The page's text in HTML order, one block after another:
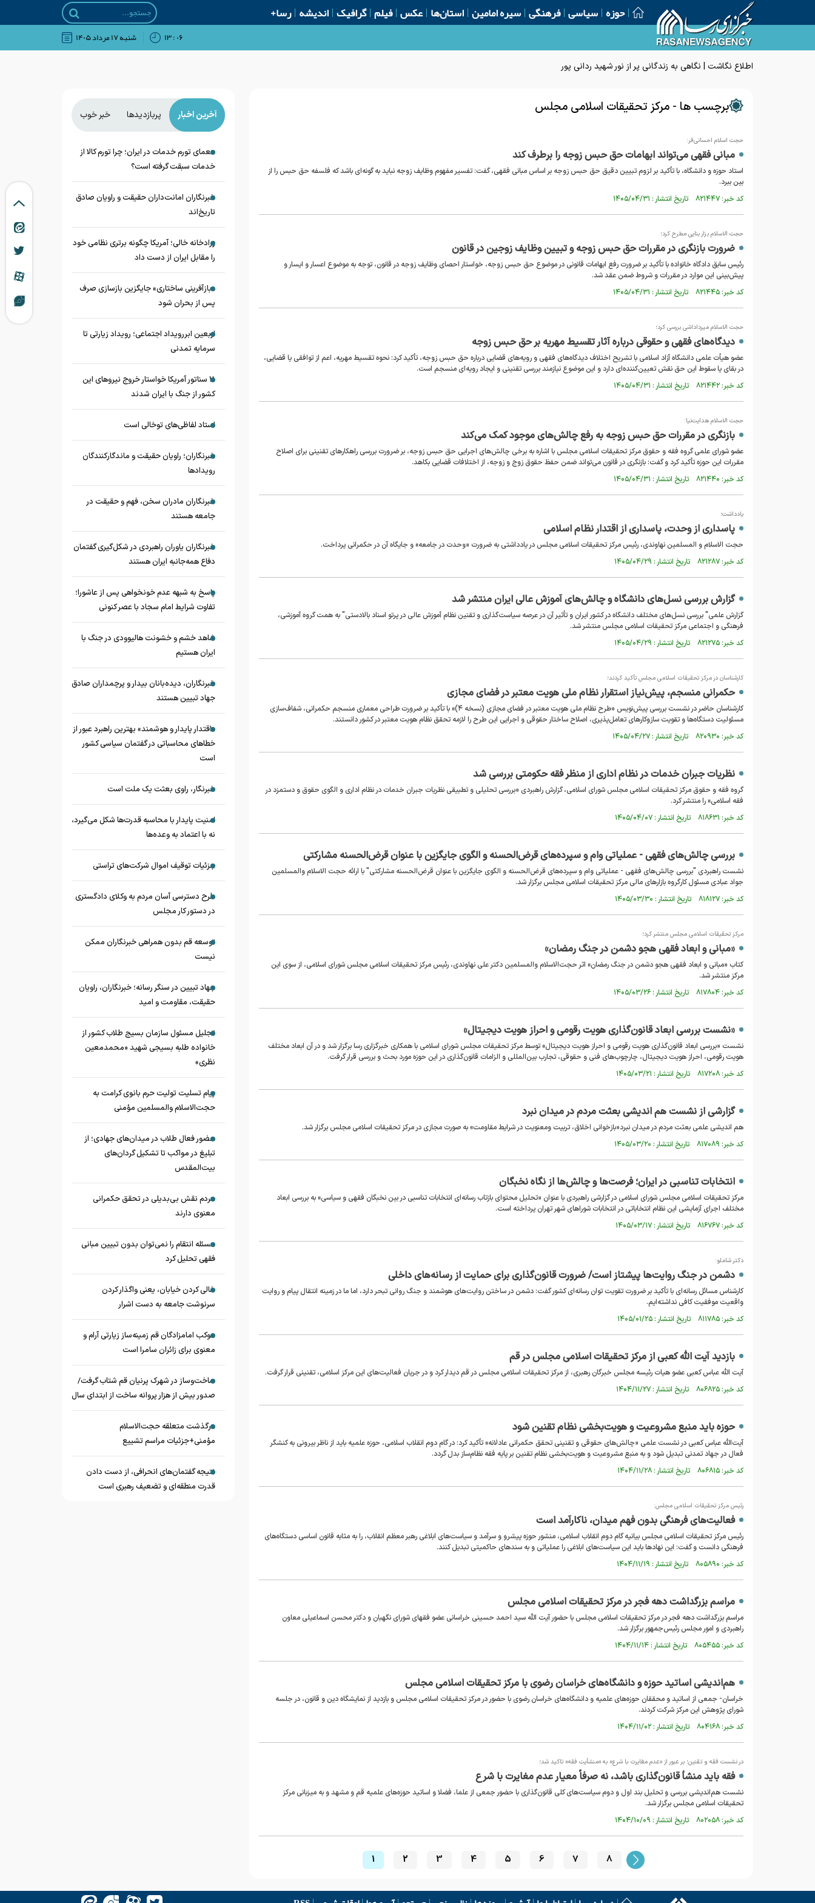
حوزه سیاسی فرهنگی سیره امامین استان‌ها عکس فیلم گرافیک اندیشه رسا+
۰۶ : ۱۳ شنبه ۱۷ مرداد ۱۴۰۵
اطلاع نگاشت | نگاهی به زندگانی پر از نور شهید ردانی پور
برچسب ها - مرکز تحقیقات اسلامی مجلس
حجت اسلام احسانی‌فر:
مبانی فقهی می‌تواند ابهامات حق حبس زوجه را برطرف کند
استاد حوزه و دانشگاه، با تأکید بر لزوم تبیین دقیق حق حبس زوجه بر اساس مبانی فقهی، گفت: تفسیر مفهوم وظایف زوجه نباید به گونه‌ای باشد که فلسفه حق حبس را از
بین ببرد.
کد خبر: ۸۲۱۴۴۷ تاریخ انتشار : ۱۴۰۵/۰۴/۳۱
حجت الاسلام بزار بنایی مطرح کرد؛
ضرورت بازنگری در مقررات حق حبس زوجه و تبیین وظایف زوجین در قانون
رئیس سابق دادگاه خانواده با تأکید بر ضرورت رفع ابهامات قانونی در موضوع حق حبس زوجه، خواستار احصای وظایف زوجه در قانون، توجه به موضوع اعسار و ایسار و
پیش‌بینی این موارد در مقررات و شروط ضمن عقد شد.
کد خبر: ۸۲۱۴۴۵ تاریخ انتشار : ۱۴۰۵/۰۴/۳۱
حجت الاسلام میرداداشی بررسی کرد؛
دیدگاه‌های فقهی و حقوقی درباره آثار تقسیط مهریه بر حق حبس زوجه
عضو هیأت علمی دانشگاه آزاد اسلامی با تشریح اختلاف دیدگاه‌های فقهی و رویه‌های قضایی درباره حق حبس زوجه، تأکید کرد: نحوه تقسیط مهریه، اعم از توافقی یا قضایی،
در بقای یا سقوط این حق نقش تعیین‌کننده‌ای دارد و این موضوع نیازمند بررسی تقنینی و ایجاد رویه‌ای منسجم است.
کد خبر: ۸۲۱۴۴۲ تاریخ انتشار : ۱۴۰۵/۰۴/۳۱
حجت الاسلام هدایت‌نیا:
بازنگری در مقررات حق حبس زوجه به رفع چالش‌های موجود کمک می‌کند
عضو شورای علمی گروه فقه و حقوق مرکز تحقیقات اسلامی مجلس با اشاره به برخی چالش‌های اجرایی حق حبس زوجه، بر ضرورت بررسی راهکارهای تقنینی برای اصلاح
مقررات این حوزه تأکید کرد و گفت: بازنگری در قانون می‌تواند ضمن حفظ حقوق زوج و زوجه، از اختلافات قضایی بکاهد.
کد خبر: ۸۲۱۴۴۰ تاریخ انتشار : ۱۴۰۵/۰۴/۳۱
یادداشت؛
پاسداری از وحدت، پاسداری از اقتدار نظام اسلامی
حجت الاسلام و المسلمین نهاوندی، رئیس مرکز تحقیقات اسلامی مجلس در یادداشتی به ضرورت «وحدت در جامعه» و جایگاه آن در حکمرانی پرداخت.
کد خبر: ۸۲۱۲۸۷ تاریخ انتشار : ۱۴۰۵/۰۴/۲۹
گزارش بررسی نسل‌های دانشگاه و چالش‌های آموزش عالی ایران منتشر شد
گزارش علمی" بررسی نسل‌های مختلف دانشگاه در کشور ایران و تأثیر آن در عرصه سیاست‌گذاری و تقنین نظام آموزش عالی در پرتو اسناد بالادستی" به همت گروه آموزشی،
فرهنگی و اجتماعی مرکز تحقیقات اسلامی مجلس منتشر شد.
کد خبر: ۸۲۱۲۷۵ تاریخ انتشار : ۱۴۰۵/۰۴/۲۹
کارشناسان در مرکز تحقیقات اسلامی مجلس تأکید کردند؛
حکمرانی منسجم، پیش‌نیاز استقرار نظام ملی هویت معتبر در فضای مجازی
کارشناسان حاضر در نشست بررسی پیش‌نویس «طرح نظام ملی هویت معتبر در فضای مجازی (نسخه ۴)» با تأکید بر ضرورت طراحی معماری منسجم حکمرانی، شفاف‌سازی
مسئولیت دستگاه‌ها و تقویت سازوکارهای تعامل‌پذیری، اصلاح ساختار حقوقی و اجرایی این طرح را لازمه تحقق نظام هویت معتبر در کشور دانستند.
کد خبر: ۸۲۰۹۳۰ تاریخ انتشار : ۱۴۰۵/۰۴/۲۷
نظریات جبران خدمات در نظام اداری از منظر فقه حکومتی بررسی شد
گروه فقه و حقوق مرکز تحقیقات اسلامی مجلس شورای اسلامی، گزارش راهبردی «بررسی تحلیلی و تطبیقی نظریات جبران خدمات در نظام اداری و الگوی حقوق و دستمزد در
فقه اسلامی» را منتشر کرد.
کد خبر: ۸۱۸۶۳۱ تاریخ انتشار : ۱۴۰۵/۰۴/۰۷
بررسی چالش‌های فقهی - عملیاتی وام و سپرده‌های قرض‌الحسنه و الگوی جایگزین با عنوان قرض‌الحسنه مشارکتی
نشست راهبردی "بررسی چالش‌های فقهی - عملیاتی وام و سپرده‌های قرض‌الحسنه و الگوی جایگزین با عنوان قرض‌الحسنه مشارکتی" با ارائه حجت الاسلام والمسلمین
جواد عبادی مسئول کارگروه بازارهای مالی مرکز تحقیقات اسلامی مجلس برگزار شد.
کد خبر: ۸۱۸۱۲۷ تاریخ انتشار : ۱۴۰۵/۰۳/۳۰
مرکز تحقیقات اسلامی مجلس منتشر کرد؛
«مبانی و ابعاد فقهی هجو دشمن در جنگ رمضان»
کتاب «مبانی و ابعاد فقهی هجو دشمن در جنگ رمضان» اثر حجت‌الاسلام والمسلمین دکتر علی نهاوندی، رئیس مرکز تحقیقات اسلامی مجلس شورای اسلامی، از سوی این
مرکز منتشر شد.
کد خبر: ۸۱۷۸۰۴ تاریخ انتشار : ۱۴۰۵/۰۳/۲۶
«نشست بررسی ابعاد قانون‌گذاری هویت رقومی و احراز هویت دیجیتال»
نشست «بررسی ابعاد قانون‌گذاری هویت رقومی و احراز هویت دیجیتال» توسط مرکز تحقیقات مجلس شورای اسلامی با همکاری خبرگزاری رسا برگزار شد و در آن ابعاد مختلف
هویت رقومی، احراز هویت دیجیتال، چارچوب‌های فنی و حقوقی، تجارب بین‌المللی و الزامات قانون‌گذاری در این حوزه مورد بحث و بررسی قرار گرفت.
کد خبر: ۸۱۷۲۰۸ تاریخ انتشار : ۱۴۰۵/۰۳/۲۱
گزارشی از نشست هم اندیشی بعثت مردم در میدان نبرد
هم اندیشی علمی بعثت مردم در میدان نبرد«بازخوانی اخلاق، تربیت ومعنویت در شرایط مقاومت» به صورت مجازی در مرکز تحقیقات اسلامی مجلس برگزار شد.
کد خبر: ۸۱۷۰۸۹ تاریخ انتشار : ۱۴۰۵/۰۳/۲۰
انتخابات تناسبی در ایران؛ فرصت‌ها و چالش‌ها از نگاه نخبگان
مرکز تحقیقات اسلامی مجلس شورای اسلامی در گزارشی راهبردی با عنوان «تحلیل محتوای بازتاب رسانه‌ای انتخابات تناسبی در بین نخبگان فقهی و سیاسی» به بررسی ابعاد
مختلف اجرای آزمایشی این نظام انتخاباتی در انتخابات شوراهای شهر تهران پرداخته است.
کد خبر: ۸۱۶۷۶۷ تاریخ انتشار : ۱۴۰۵/۰۳/۱۷
دکتر شاملو:
دشمن در جنگ روایت‌ها پیشتاز است/ ضرورت قانون‌گذاری برای حمایت از رسانه‌های داخلی
کارشناس مسائل رسانه‌ای با تأکید بر ضرورت تقویت توان رسانه‌ای کشور گفت: دشمن در ساختن روایت‌های هوشمند و جنگ روانی تبحر دارد، اما ما در زمینه انتقال پیام و روایت
واقعیت موفقیت کافی نداشته‌ایم.
کد خبر: ۸۱۱۷۸۵ تاریخ انتشار : ۱۴۰۵/۰۱/۲۵
بازدید آیت الله کعبی از مرکز تحقیقات اسلامی مجلس در قم
آیت الله عباس کعبی عضو هیات رئیسه مجلس خبرگان رهبری، از مرکز تحقیقات اسلامی مجلس در قم دیدار کرد و در جریان فعالیت‌های این مرکز اسلامی، تقنینی قرار گرفت.
کد خبر: ۸۰۶۸۲۵ تاریخ انتشار : ۱۴۰۴/۱۱/۲۷
حوزه باید منبع مشروعیت و هویت‌بخشی نظام تقنین شود
آیت‌الله عباس کعبی در نشست علمی «چالش‌های حقوقی و تقنینی تحقق حکمرانی عادلانه» تأکید کرد: در گام دوم انقلاب اسلامی، حوزه علمیه باید از ناظر بیرونی به کنشگر
فعال در جهاد تمدنی تبدیل شود و به منبع مشروعیت و هویت‌بخشی نظام تقنین بر پایه فقه نظام‌ساز بدل گردد.
کد خبر: ۸۰۶۸۱۵ تاریخ انتشار : ۱۴۰۴/۱۱/۲۸
رئیس مرکز تحقیقات اسلامی مجلس:
فعالیت‌های فرهنگی بدون فهم میدان، ناکارآمد است
رئیس مرکز تحقیقات اسلامی مجلس بیانیه گام دوم انقلاب اسلامی، منشور حوزه پیشرو و سرآمد و سیاست‌های ابلاغی رهبر معظم انقلاب، را به مثابه قانون اساسی دستگاه‌های
فرهنگی دانست و گفت: این نهادها باید این سیاست‌های ابلاغی را عملیاتی و به سندهای حاکمیتی تبدیل کنند.
کد خبر: ۸۰۵۸۹۰ تاریخ انتشار : ۱۴۰۴/۱۱/۱۹
مراسم بزرگداشت دهه فجر در مرکز تحقیقات اسلامی مجلس
مراسم بزرگداشت دهه فجر در مرکز تحقیقات اسلامی مجلس با حضور آیت الله سید احمد حسینی خراسانی عضو فقهای شورای نگهبان و دکتر محسن اسماعیلی معاون
راهبردی و امور مجلس رئیس‌جمهور برگزار شد.
کد خبر: ۸۰۵۴۵۵ تاریخ انتشار : ۱۴۰۴/۱۱/۱۴
هم‌اندیشی اساتید حوزه و دانشگاه‌های خراسان رضوی با مرکز تحقیقات اسلامی مجلس
خراسان- جمعی از اساتید و محققان حوزه‌های علمیه و دانشگاه‌های خراسان رضوی با حضور در مرکز تحقیقات اسلامی مجلس و بازدید از نمایشگاه دین و قانون، در جلسه
شورای پژوهش این مرکز شرکت کردند.
کد خبر: ۸۰۴۱۶۸ تاریخ انتشار : ۱۴۰۴/۱۱/۰۲
در نشست فقه و تقنین؛ بر عبور از «عدم مغایرت با شرع» به «منشأیت فقه» تاکید شد؛
فقه باید منشأ قانون‌گذاری باشد، نه صرفاً معیار عدم مغایرت با شرع
نشست هم‌اندیشی بررسی و تحلیل بند اول و دوم سیاست‌های کلی قانون‌گذاری با حضور جمعی از علما، فضلا و اساتید حوزه‌های علمیه قم و مشهد و به میزبانی مرکز
تحقیقات اسلامی مجلس برگزار شد.
کد خبر: ۸۰۲۰۵۸ تاریخ انتشار : ۱۴۰۴/۱۰/۰۹
1 2 3 4 5 6 7 8
آخرین اخبار پربازدیدها خبر خوب
معمای تورم خدمات در ایران؛ چرا تورم کالا از
خدمات سبقت گرفته است؟
خبرنگاران امانت‌داران حقیقت و راویان صادق
تاریخ‌اند
زرادخانه‌ خالی؛ آمریکا چگونه برتری نظامی خود
را مقابل ایران از دست داد
«بازآفرینی ساختاری» جایگزین بازسازی صرف
پس از بحران شود
اربعین ابررویداد اجتماعی؛ رویداد زیارتی تا
سرمایه تمدنی
11 سناتور آمریکا خواستار خروج نیروهای این
کشور از جنگ با ایران شدند
استاد لفاظی‌های توخالی است
خبرنگاران؛ راویان حقیقت و ماندگارکنندگان
رویدادها
خبرنگاران مادران سخن، فهم و حقیقت در
جامعه هستند
خبرنگاران یاوران راهبردی در شکل‌گیری گفتمان
دفاع همه‌جانبه ایران هستند
پاسخ به شبهه عدم خونخواهی پس از عاشورا؛
تفاوت شرایط امام سجاد با عصر کنونی
شاهد خشم و خشونت هالیوودی در جنگ با
ایران هستیم
خبرنگاران، دیده‌بانان بیدار و پرچمداران صادق
جهاد تبیین هستند
«اقتدار پایدار و هوشمند» بهترین راهبرد عبور از
خطاهای محاسباتی در گفتمان سیاسی کشور
است
خبرنگار، راوی بعثت یک ملت است
امنیت پایدار با محاسبه قدرت‌ها شکل می‌گیرد،
نه با اعتماد به وعده‌ها
جزئیات توقیف اموال شرکت‌های تراستی
طرح دسترسی آسان مردم به وکلای دادگستری
در دستور کار مجلس
توسعه قم بدون همراهی خبرنگاران ممکن
نیست
جهاد تبیین در سنگر رسانه؛ خبرنگاران، راویان
حقیقت، مقاومت و امید
تجلیل مسئول سازمان بسیج طلاب کشور از
خانواده طلبه بسیجی شهید «محمدمعین
نظری»
پیام تسلیت تولیت حرم بانوی کرامت به
حجت‌الاسلام‌ و‌المسلمین مؤمنی
حضور فعال طلاب در میدان‌های جهادی؛ از
تبلیغ در مواکب تا تشکیل گردان‌های
بیت‌المقدس
مردم نقش بی‌بدیلی در تحقق حکمرانی
معنوی دارند
مسئله انتقام را نمی‌توان بدون تبیین مبانی
فقهی تحلیل کرد
خالی کردن خیابان، یعنی واگذار کردن
سرنوشت جامعه به دست اشرار
موکب امامزادگان قم زمینه‌ساز زیارتی آرام و
معنوی برای زائران سامرا است
ساخت‌وساز در شهرک پرنیان قم شتاب گرفت/
صدور بیش از هزار پروانه ساخت از ابتدای سال
درگذشت متعلقه حجت‌الاسلام
مؤمنی+جزئیات مراسم تشییع
نتیجه گفتمان‌های انحرافی، از دست دادن
قدرت منطقه‌ای و تضعیف رهبری است